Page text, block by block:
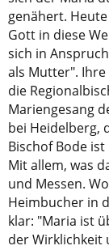
genähert.
Gott in diese
sich in
als Mutter".
die
Mariengesang
bei Heidelberg,
Bischof Bode
Mit allem, was
und Messen.
Heimbucher in
klar: "Maria ist
der Wirklichkeit